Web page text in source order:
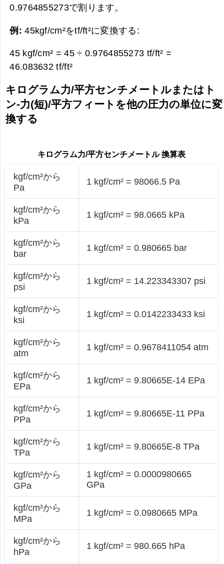
0.9764855273で割ります。
例:45kgf/cm²をtf/ft²に変換する:
45 kgf/cm² = 45 ÷ 0.9764855273 tf/ft² =
46.083632 tf/ft²
キログラム力/平方センチメートルまたはト
ン-力(短)/平方フィートを他の圧力の単位に変
換する
キログラム力/平方センチメートル 換算表
kgf/cm²から
Pa
1 kgf/cm² = 98066.5 Pa
kgf/cm²から
kPa
1 kgf/cm² = 98.0665 kPa
kgf/cm²から
bar
1 kgf/cm² = 0.980665 bar
kgf/cm²から
psi
1 kgf/cm² = 14.223343307 psi
kgf/cm²から
ksi
1 kgf/cm² = 0.0142233433 ksi
kgf/cm²から
atm
1 kgf/cm² = 0.9678411054 atm
kgf/cm²から
EPa
1 kgf/cm² = 9.80665E-14 EPa
kgf/cm²から
PPa
1 kgf/cm² = 9.80665E-11 PPa
kgf/cm²から
TPa
1 kgf/cm² = 9.80665E-8 TPa
kgf/cm²から
GPa
1 kgf/cm² = 0.0000980665
GPa
kgf/cm²から
MPa
1 kgf/cm² = 0.0980665 MPa
kgf/cm²から
hPa
1 kgf/cm² = 980.665 hPa